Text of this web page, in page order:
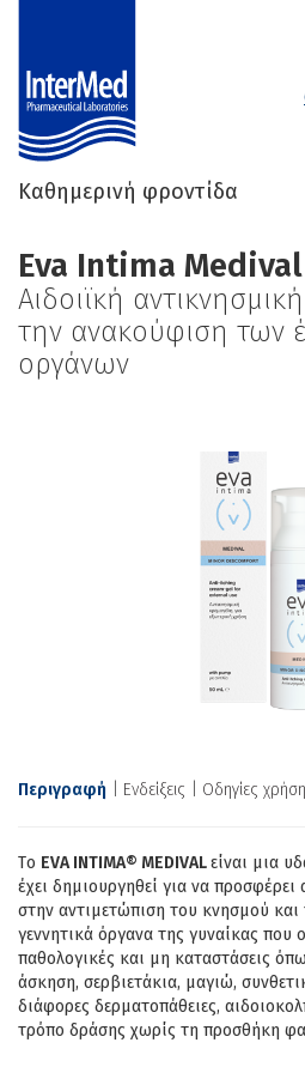
Καθημερινή φροντίδα
Eva Intima Medival
Αιδοιϊκή
την ανακούφιση των
οργάνων
Περιγραφή Ενδείξεις Οδηγίες
Tο EVA INTIMA® MEDIVALείναι μια
έχει δημιουργηθεί για να
στην αντιμετώπιση του κνησμού
γεννητικά όργανα της γυναίκας που
παθολογικές και μη καταστάσεις
άσκηση, σερβιετάκια, μαγιώ,
διάφορες δερματοπάθειες,
τρόπο δράσης χωρίς τη προσθήκη